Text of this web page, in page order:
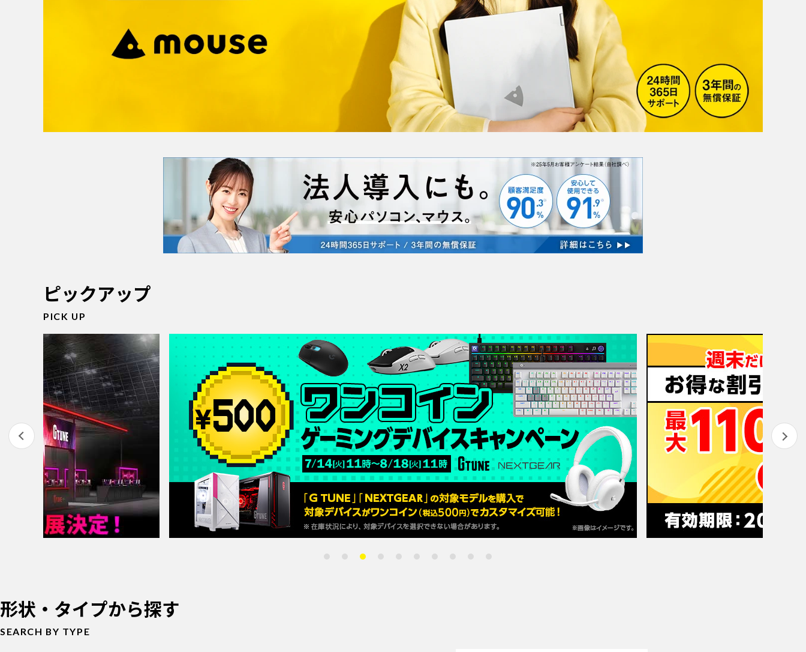
ピックアップ
PICK UP
形状・タイプから探す
SEARCH BY TYPE